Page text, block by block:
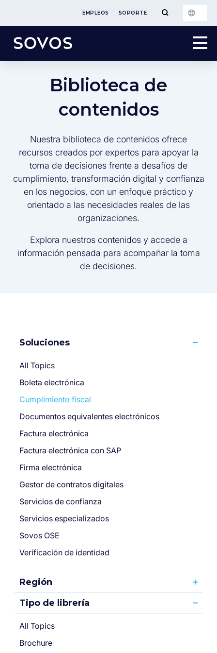
EMPLEOS SOPORTE
Biblioteca de
contenidos
Nuestra biblioteca de contenidos ofrece
recursos creados por expertos para apoyar la
toma de decisiones frente a desafíos de
cumplimiento, transformación digital y confianza
en los negocios, con un enfoque práctico y
orientado a las necesidades reales de las
organizaciones.
Explora nuestros contenidos y accede a
información pensada para acompañar la toma
de decisiones.
Soluciones
All Topics
Boleta electrónica
Cumplimiento fiscal
Documentos equivalentes electrónicos
Factura electrónica
Factura electrónica con SAP
Firma electrónica
Gestor de contratos digitales
Servicios de confianza
Servicios especializados
Sovos OSE
Verificación de identidad
Región
Tipo de librería
All Topics
Brochure